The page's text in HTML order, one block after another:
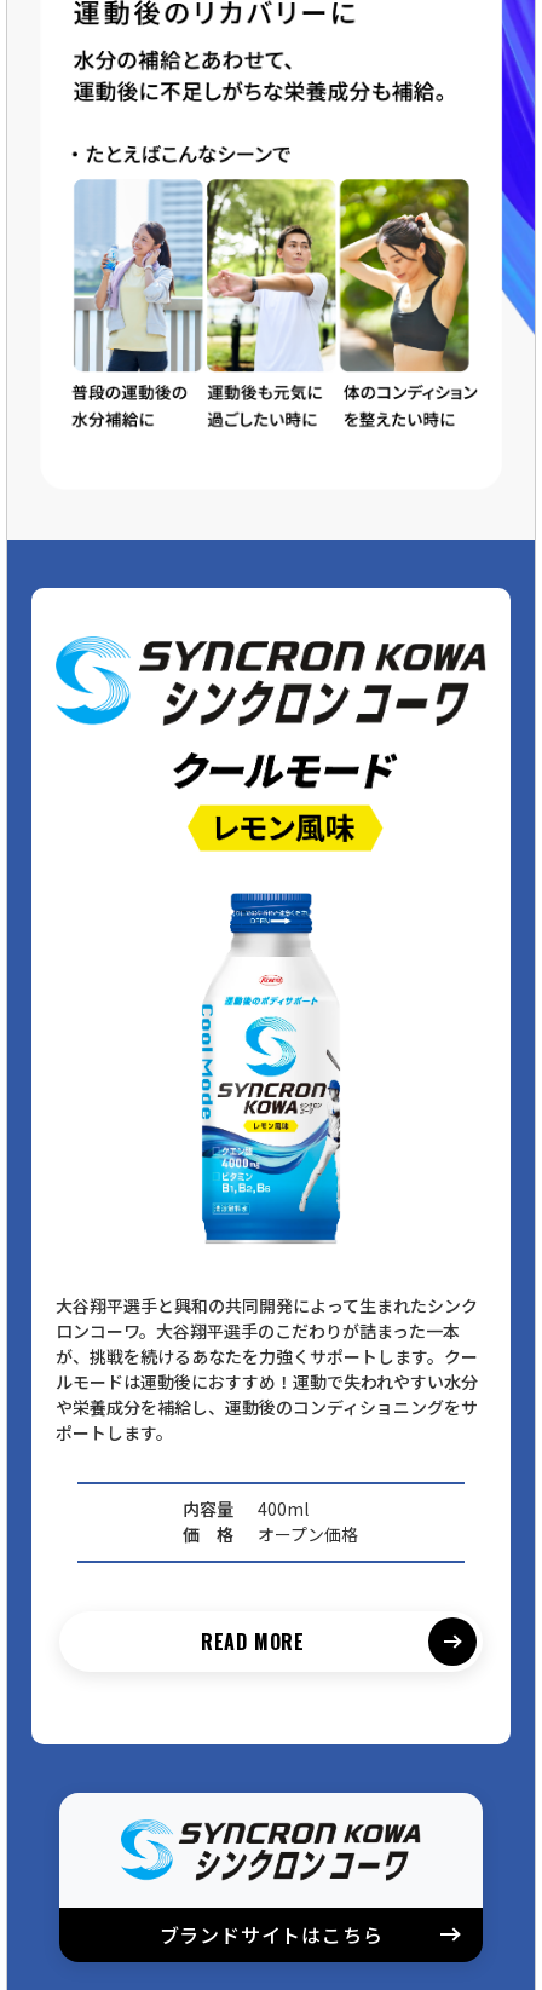
大谷翔平選手と興和の共同開発によって生まれたシンク
ロンコーワ。大谷翔平選手のこだわりが詰まった一本
が、挑戦を続けるあなたを力強くサポートします。クー
ルモードは運動後におすすめ！運動で失われやすい水分
や栄養成分を補給し、運動後のコンディショニングをサ
ポートします。
内容量
400ml
価 格
オープン価格
READ MORE
ブランドサイトはこちら